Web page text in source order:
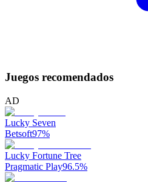
Juegos recomendados
AD
Lucky Seven
Betsoft97%
Lucky Fortune Tree
Pragmatic Play96.5%